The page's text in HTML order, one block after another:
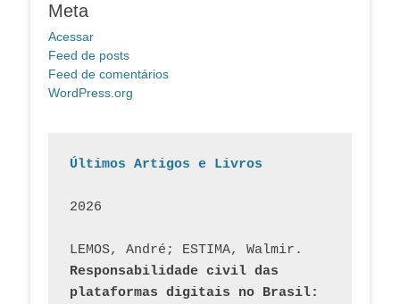
Meta
Acessar
Feed de posts
Feed de comentários
WordPress.org
Últimos Artigos e Livros
2026
Responsabilidade civil das
plataformas digitais no Brasil: